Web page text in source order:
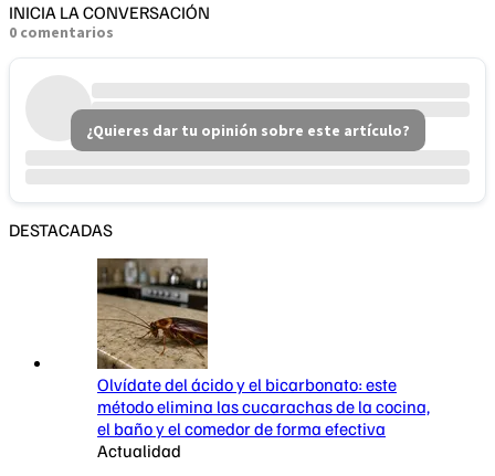
INICIA LA CONVERSACIÓN
0 comentarios
¿Quieres dar tu opinión sobre este artículo?
DESTACADAS
Olvídate del ácido y el bicarbonato: este
método elimina las cucarachas de la cocina,
el baño y el comedor de forma efectiva
Actualidad